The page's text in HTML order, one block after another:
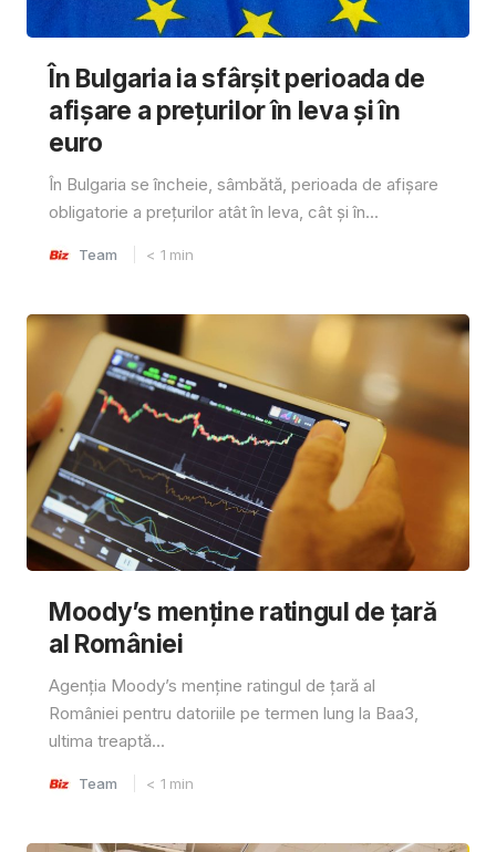
În Bulgaria ia sfârşit perioada de
afișare a prețurilor în ​​leva și în
euro
În Bulgaria se încheie, sâmbătă, perioada de afișare
obligatorie a prețurilor atât în ​​leva, cât și în...
Team < 1 min
Moody’s menține ratingul de țară
al României
Agenția Moody’s menține ratingul de țară al
României pentru datoriile pe termen lung la Baa3,
ultima treaptă...
Team < 1 min